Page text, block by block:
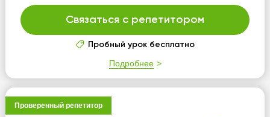
Связаться с репетитором
Пробный урок бесплатно
Подробнее
Проверенный репетитор